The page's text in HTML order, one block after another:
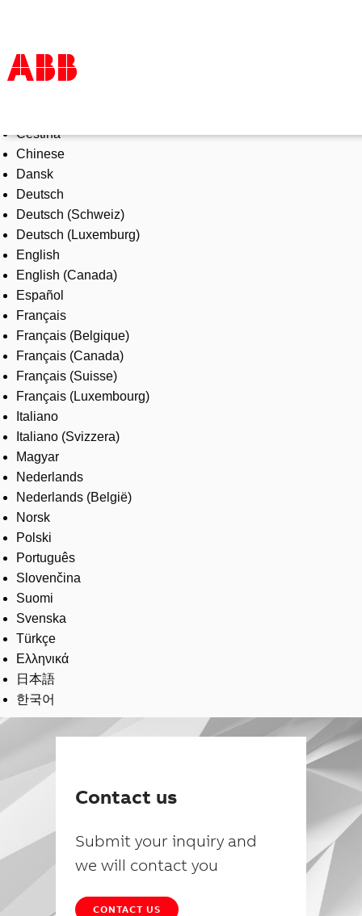
Products & Solutions
Industries
Services
About us
Where to buy
Contact us
Careers
Čeština
Chinese
Dansk
Deutsch
Deutsch (Schweiz)
Deutsch (Luxemburg)
English
English (Canada)
Español
Français
Français (Belgique)
Français (Canada)
Français (Suisse)
Français (Luxembourg)
Italiano
Italiano (Svizzera)
Magyar
Nederlands
Nederlands (België)
Norsk
Polski
Português
Slovenčina
Suomi
Svenska
Türkçe
Ελληνικά
日本語
한국어
Contact us
Submit your inquiry and
we will contact you
CONTACT US